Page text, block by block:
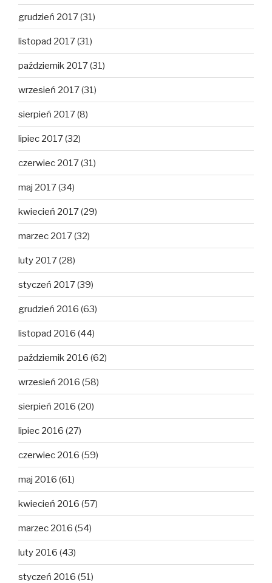
grudzień 2017(31)
listopad 2017(31)
październik 2017(31)
wrzesień 2017(31)
sierpień 2017(8)
lipiec 2017(32)
czerwiec 2017(31)
maj 2017(34)
kwiecień 2017(29)
marzec 2017(32)
luty 2017(28)
styczeń 2017(39)
grudzień 2016 (63)
listopad 2016 (44)
październik 2016 (62)
wrzesień 2016 (58)
sierpień 2016 (20)
lipiec 2016 (27)
czerwiec 2016 (59)
maj 2016 (61)
kwiecień 2016 (57)
marzec 2016 (54)
luty 2016 (43)
styczeń 2016 (51)